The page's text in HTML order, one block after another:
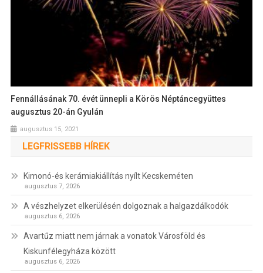
Fennállásának 70. évét ünnepli a Körös Néptáncegyüttes
augusztus 20-án Gyulán
augusztus 15, 2021
LEGFRISSEBB HÍREK
Kimonó-és kerámiakiállítás nyílt Kecskeméten
augusztus 7, 2026
A vészhelyzet elkerülésén dolgoznak a halgazdálkodók
augusztus 6, 2026
Avartűz miatt nem járnak a vonatok Városföld és
Kiskunfélegyháza között
augusztus 6, 2026